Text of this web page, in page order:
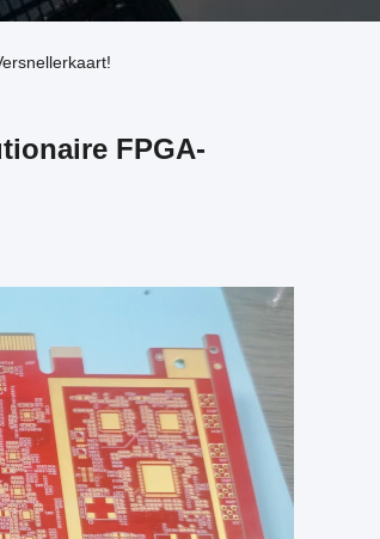
FPGA-